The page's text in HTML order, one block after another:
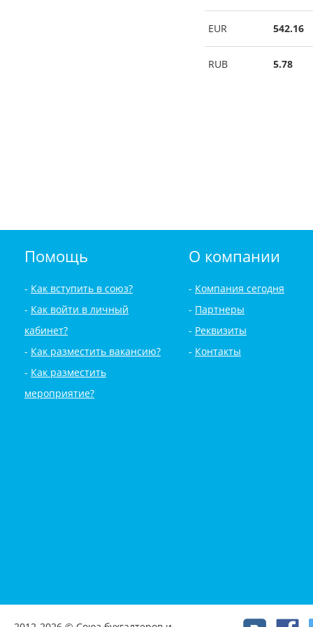
EUR 542.16
RUB 5.78
Помощь
Как вступить в союз?
Как войти в личный
кабинет?
Как разместить вакансию?
Как разместить
мероприятие?
О компании
Компания сегодня
Партнеры
Реквизиты
Контакты